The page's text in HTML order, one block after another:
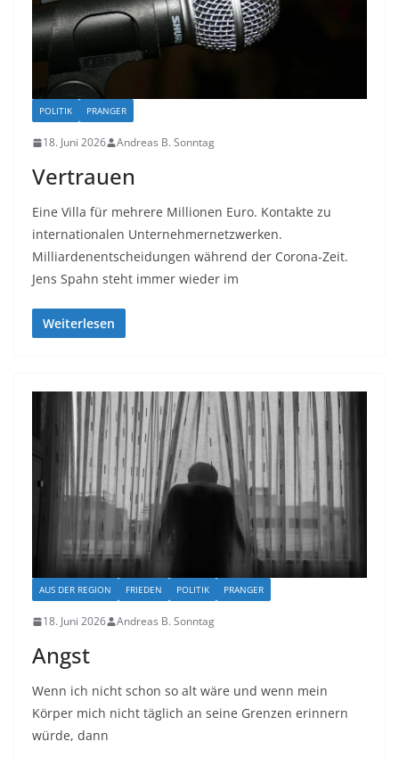
POLITIK PRANGER
18. Juni 2026 Andreas B. Sonntag
Vertrauen
Eine Villa für mehrere Millionen Euro. Kontakte zu
internationalen Unternehmernetzwerken.
Milliardenentscheidungen während der Corona-Zeit.
Jens Spahn steht immer wieder im
Weiterlesen
AUS DER REGION FRIEDEN POLITIK PRANGER
18. Juni 2026 Andreas B. Sonntag
Angst
Wenn ich nicht schon so alt wäre und wenn mein
Körper mich nicht täglich an seine Grenzen erinnern
würde, dann